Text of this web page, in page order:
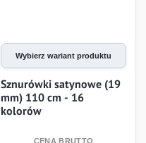
Wybierz wariant produktu
Sznurówki satynowe (19
mm) 110 cm - 16
kolorów